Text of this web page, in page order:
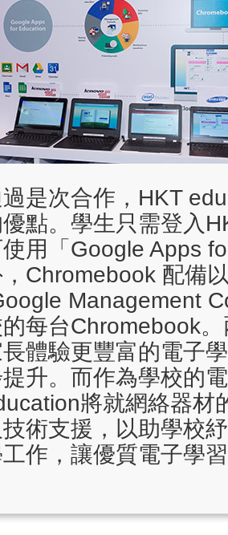
是次合作，HKT e
優點。學生只需登入
用「Google Apps
Chromebook 配備
Management
每台Chromebook
體驗更豐富的電子
升。而作為學校的
將就網絡器材
技術支援，以助學校
作，讓優質電子學